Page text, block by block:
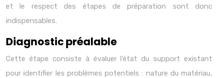
et le respect des étapes de préparation sont donc
indispensables.
Diagnostic préalable
Cette étape consiste à évaluer l’état du support existant
pour identifier les problèmes potentiels : nature du matériau,